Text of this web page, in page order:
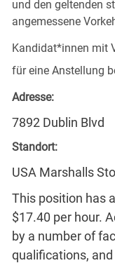
und den geltenden
angemessene
Kandidat*innen mit
für eine Anstellung
Adresse:
7892 Dublin Blvd
Standort:
USA Marshalls
This position has
$17.40 per hour.
by a number of
qualifications,